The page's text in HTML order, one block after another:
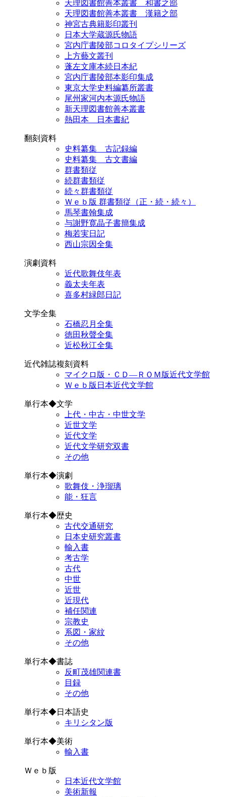
天理図書館善本叢書 和書之部
天理図書館善本叢書 漢籍之部
神宮古典籍影印叢刊
日本大学蔵源氏物語
宮内庁書陵部コロタイプシリーズ
上方藝文叢刊
蓬左文庫本続日本紀
宮内庁書陵部本影印集成
東京大学史料編纂所叢書
尾州家河内本源氏物語
新天理図書館善本叢書
熱田本 日本書紀
翻刻資料
史料纂集 古記録編
史料纂集 古文書編
群書類従
続群書類従
続々群書類従
Ｗｅｂ版 群書類従（正・続・続々）
馬琴書翰集成
与謝野寛晶子書簡集成
梅若実日記
西山宗因全集
演劇資料
近代歌舞伎年表
義太夫年表
喜多村緑郎日記
文学全集
石橋忍月全集
徳田秋聲全集
近松秋江全集
近代雑誌複刻資料
マイクロ版・ＣＤ―ＲＯＭ版近代文学館
Ｗｅｂ版日本近代文学館
単行本◆文学
上代・中古・中世文学
近世文学
近代文学
近代文学研究双書
その他
単行本◆演劇
歌舞伎・浄瑠璃
能・狂言
単行本◆歴史
古代交通研究
日本史研究叢書
輸入書
考古学
古代
中世
近世
近現代
補任関連
宗教史
系図・家紋
その他
単行本◆書誌
反町茂雄関連書
目録
その他
単行本◆日本語史
キリシタン版
単行本◆美術
輸入書
Ｗｅｂ版
日本近代文学館
美術新報